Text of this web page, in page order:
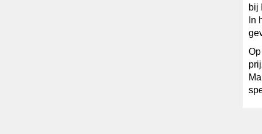
bij
In